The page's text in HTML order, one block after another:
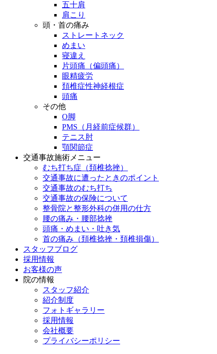
五十肩
肩こり
頭・首の痛み
ストレートネック
めまい
寝違え
片頭痛（偏頭痛）
眼精疲労
頚椎症性神経根症
頭痛
その他
O脚
PMS（月経前症候群）
テニス肘
顎関節症
交通事故施術メニュー
むち打ち症（頚椎捻挫）
交通事故に遭ったときのポイント
交通事故のむち打ち
交通事故の保険について
整骨院と整形外科の併用の仕方
腰の痛み・腰部捻挫
頭痛・めまい・吐き気
首の痛み（頚椎捻挫・頚椎損傷）
スタッフブログ
採用情報
お客様の声
院の情報
スタッフ紹介
紹介制度
フォトギャラリー
採用情報
会社概要
プライバシーポリシー